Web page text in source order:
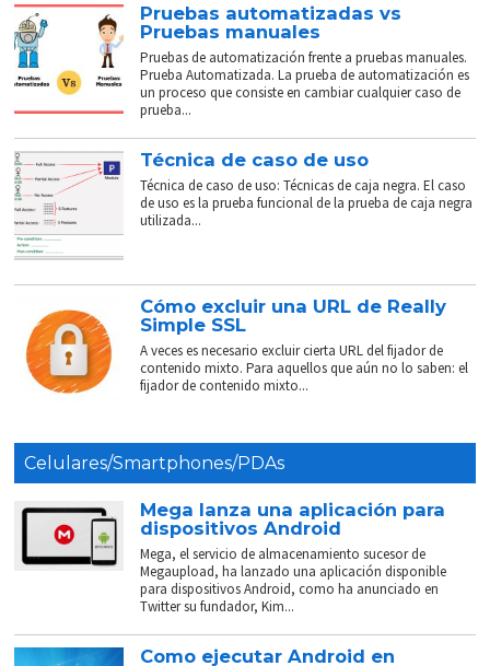
Pruebas automatizadas vs
Pruebas manuales
Pruebas de automatización frente a pruebas manuales.
Prueba Automatizada. La prueba de automatización es
un proceso que consiste en cambiar cualquier caso de
prueba...
Técnica de caso de uso
Técnica de caso de uso: Técnicas de caja negra. El caso
de uso es la prueba funcional de la prueba de caja negra
utilizada...
Cómo excluir una URL de Really
Simple SSL
A veces es necesario excluir cierta URL del fijador de
contenido mixto. Para aquellos que aún no lo saben: el
fijador de contenido mixto...
Celulares/Smartphones/PDAs
Mega lanza una aplicación para
dispositivos Android
Mega, el servicio de almacenamiento sucesor de
Megaupload, ha lanzado una aplicación disponible
para dispositivos Android, como ha anunciado en
Twitter su fundador, Kim...
Como ejecutar Android en